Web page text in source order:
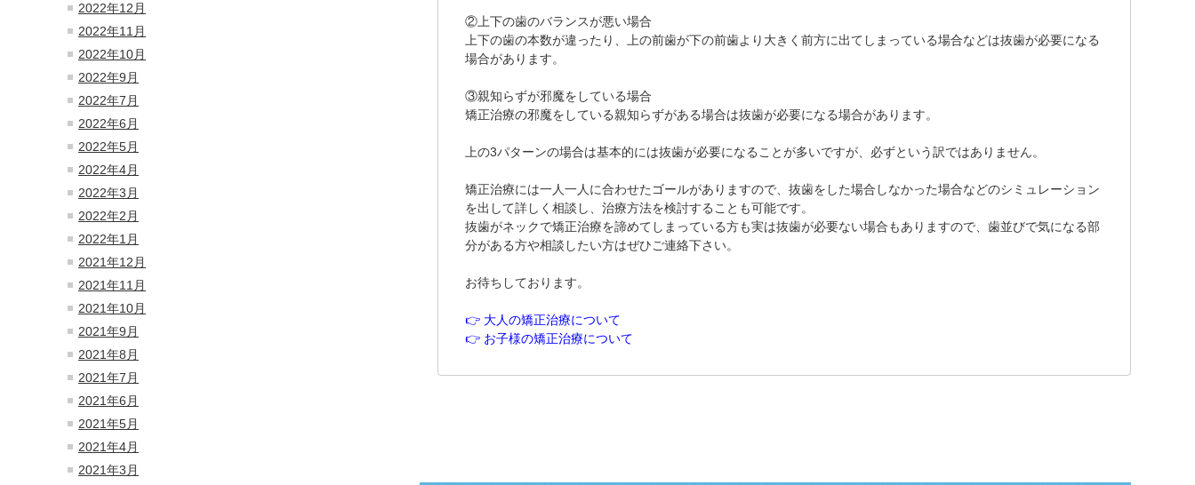
2022年12月
2022年11月
2022年10月
2022年9月
2022年7月
2022年6月
2022年5月
2022年4月
2022年3月
2022年2月
2022年1月
2021年12月
2021年11月
2021年10月
2021年9月
2021年8月
2021年7月
2021年6月
2021年5月
2021年4月
2021年3月
②上下の歯のバランスが悪い場合
上下の歯の本数が違ったり、上の前歯が下の前歯より大きく前方に出てしまっている場合などは抜歯が必要になる
場合があります。
③親知らずが邪魔をしている場合
矯正治療の邪魔をしている親知らずがある場合は抜歯が必要になる場合があります。
上の3パターンの場合は基本的には抜歯が必要になることが多いですが、必ずという訳ではありません。
矯正治療には一人一人に合わせたゴールがありますので、抜歯をした場合しなかった場合などのシミュレーション
を出して詳しく相談し、治療方法を検討することも可能です。
抜歯がネックで矯正治療を諦めてしまっている方も実は抜歯が必要ない場合もありますので、歯並びで気になる部
分がある方や相談したい方はぜひご連絡下さい。
お待ちしております。
👉 大人の矯正治療について
👉 お子様の矯正治療について